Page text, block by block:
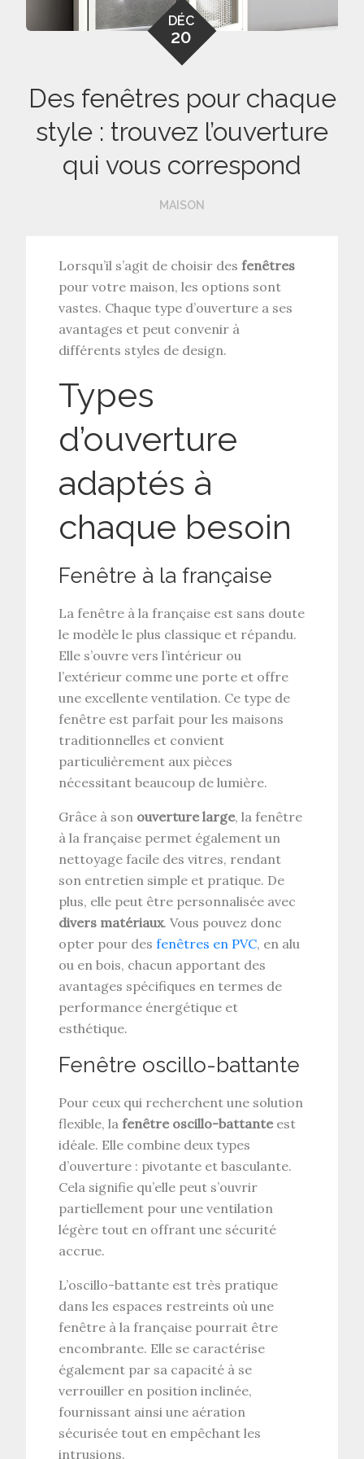
DÉC
20
Des fenêtres pour chaque
style : trouvez l’ouverture
qui vous correspond
MAISON
Lorsqu’il s’agit de choisir desfenêtres
pour votre maison, les options sont
vastes. Chaque type d’ouverture a ses
avantages et peut convenir à
différents styles de design.
Types
d’ouverture
adaptés à
chaque besoin
Fenêtre à la française
La fenêtre à la française est sans doute
le modèle le plus classique et répandu.
Elle s’ouvre vers l’intérieur ou
l’extérieur comme une porte et offre
une excellente ventilation. Ce type de
fenêtre est parfait pour les maisons
traditionnelles et convient
particulièrement aux pièces
nécessitant beaucoup de lumière.
Grâce à son ouverture large, la fenêtre
à la française permet également un
nettoyage facile des vitres, rendant
son entretien simple et pratique. De
plus, elle peut être personnalisée avec
divers matériaux. Vous pouvez donc
opter pour desfenêtres en PVC, en alu
ou en bois, chacun apportant des
avantages spécifiques en termes de
performance énergétique et
esthétique.
Fenêtre oscillo-battante
Pour ceux qui recherchent une solution
flexible, lafenêtre oscillo-battanteest
idéale. Elle combine deux types
d’ouverture : pivotante et basculante.
Cela signifie qu’elle peut s’ouvrir
partiellement pour une ventilation
légère tout en offrant une sécurité
accrue.
L’oscillo-battante est très pratique
dans les espaces restreints où une
fenêtre à la française pourrait être
encombrante. Elle se caractérise
également par sa capacité à se
verrouiller en position inclinée,
fournissant ainsi une aération
sécurisée tout en empêchant les
intrusions.